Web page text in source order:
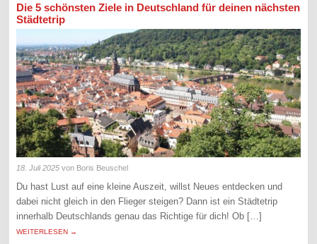
Die 5 schönsten Ziele in Deutschland für deinen nächsten
Städtetrip
18. Juli 2025 von Boris Beuschel
Du hast Lust auf eine kleine Auszeit, willst Neues entdecken und
dabei nicht gleich in den Flieger steigen? Dann ist ein Städtetrip
innerhalb Deutschlands genau das Richtige für dich! Ob […]
WEITERLESEN →